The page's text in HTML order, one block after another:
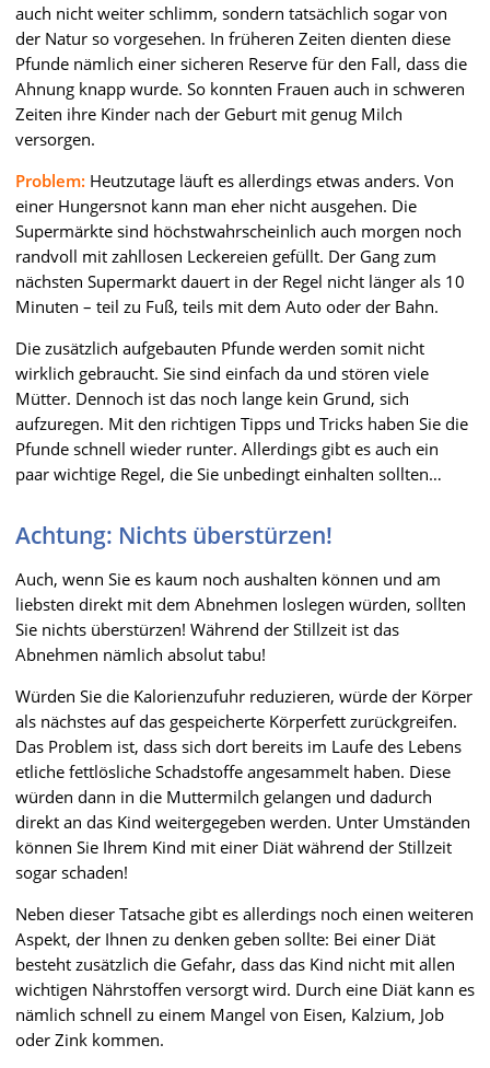
auch nicht weiter schlimm, sondern tatsächlich sogar von
der Natur so vorgesehen. In früheren Zeiten dienten diese
Pfunde nämlich einer sicheren Reserve für den Fall, dass die
Ahnung knapp wurde. So konnten Frauen auch in schweren
Zeiten ihre Kinder nach der Geburt mit genug Milch
versorgen.
Problem: Heutzutage läuft es allerdings etwas anders. Von
einer Hungersnot kann man eher nicht ausgehen. Die
Supermärkte sind höchstwahrscheinlich auch morgen noch
randvoll mit zahllosen Leckereien gefüllt. Der Gang zum
nächsten Supermarkt dauert in der Regel nicht länger als 10
Minuten – teil zu Fuß, teils mit dem Auto oder der Bahn.
Die zusätzlich aufgebauten Pfunde werden somit nicht
wirklich gebraucht. Sie sind einfach da und stören viele
Mütter. Dennoch ist das noch lange kein Grund, sich
aufzuregen. Mit den richtigen Tipps und Tricks haben Sie die
Pfunde schnell wieder runter. Allerdings gibt es auch ein
paar wichtige Regel, die Sie unbedingt einhalten sollten…
Achtung: Nichts überstürzen!
Auch, wenn Sie es kaum noch aushalten können und am
liebsten direkt mit dem Abnehmen loslegen würden, sollten
Sie nichts überstürzen! Während der Stillzeit ist das
Abnehmen nämlich absolut tabu!
Würden Sie die Kalorienzufuhr reduzieren, würde der Körper
als nächstes auf das gespeicherte Körperfett zurückgreifen.
Das Problem ist, dass sich dort bereits im Laufe des Lebens
etliche fettlösliche Schadstoffe angesammelt haben. Diese
würden dann in die Muttermilch gelangen und dadurch
direkt an das Kind weitergegeben werden. Unter Umständen
können Sie Ihrem Kind mit einer Diät während der Stillzeit
sogar schaden!
Neben dieser Tatsache gibt es allerdings noch einen weiteren
Aspekt, der Ihnen zu denken geben sollte: Bei einer Diät
besteht zusätzlich die Gefahr, dass das Kind nicht mit allen
wichtigen Nährstoffen versorgt wird. Durch eine Diät kann es
nämlich schnell zu einem Mangel von Eisen, Kalzium, Job
oder Zink kommen.